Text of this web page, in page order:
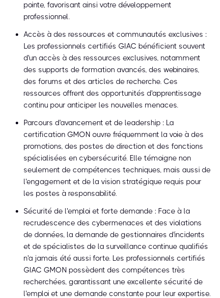
pointe, favorisant ainsi votre développement
professionnel.
Accès à des ressources et communautés exclusives :
Les professionnels certifiés GIAC bénéficient souvent
d'un accès à des ressources exclusives, notamment
des supports de formation avancés, des webinaires,
des forums et des articles de recherche. Ces
ressources offrent des opportunités d'apprentissage
continu pour anticiper les nouvelles menaces.
Parcours d'avancement et de leadership : La
certification GMON ouvre fréquemment la voie à des
promotions, des postes de direction et des fonctions
spécialisées en cybersécurité. Elle témoigne non
seulement de compétences techniques, mais aussi de
l'engagement et de la vision stratégique requis pour
les postes à responsabilité.
Sécurité de l'emploi et forte demande : Face à la
recrudescence des cybermenaces et des violations
de données, la demande de gestionnaires d'incidents
et de spécialistes de la surveillance continue qualifiés
n'a jamais été aussi forte. Les professionnels certifiés
GIAC GMON possèdent des compétences très
recherchées, garantissant une excellente sécurité de
l'emploi et une demande constante pour leur expertise.